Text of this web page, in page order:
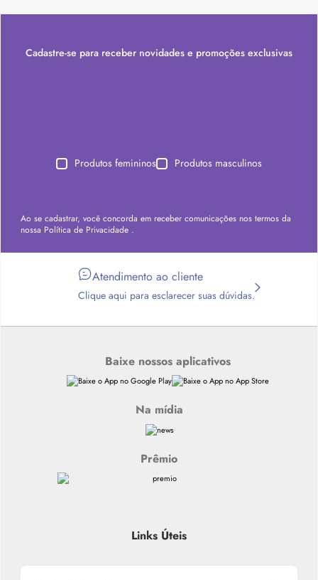
Cadastre-se para receber novidades e promoções exclusivas
Produtos femininos Produtos masculinos
Ao se cadastrar, você concorda em receber comunicações nos termos da
nossa Política de Privacidade .
Atendimento ao cliente
Clique aqui para esclarecer suas dúvidas.
Baixe nossos aplicativos
Na mídia
Prêmio
Links Úteis